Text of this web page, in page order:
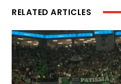
RELATED ARTICLES